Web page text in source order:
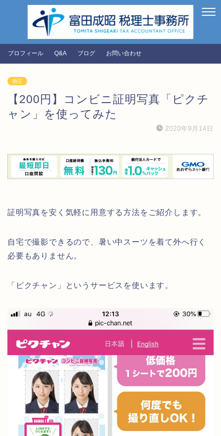
プロフィール Q&A ブログ お問い合わせ
独立
【200円】コンビニ証明写真「ピクチ
ャン」を使ってみた
2020年9月14日
証明写真を安く気軽に用意する方法をご紹介します。
自宅で撮影できるので、暑い中スーツを着て外へ行く
必要もありません。
「ピクチャン」というサービスを使います。